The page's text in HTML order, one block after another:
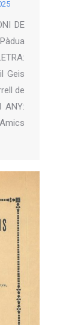
DE
Geis
de
ANY: